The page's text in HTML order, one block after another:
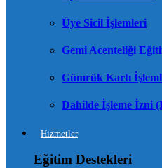
Üye Sicil İşlemleri
Gemi Acenteliği
Gümrük Kartı
Dahilde İşleme İzni
Hizmetler
Eğitim Destekleri